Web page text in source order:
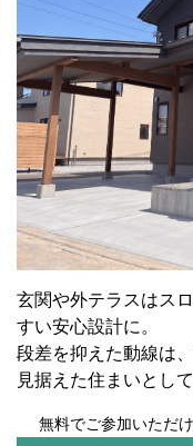
玄関や外テラスはス
すい安心設計に。
段差を抑えた動線は
見据えた住まいとし
無料でご参加いただ